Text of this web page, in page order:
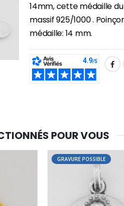
14mm, cette médaille
massif 925/1000 .
médaille: 14 mm.
SHARE:
POUR VOUS
GRAVURE POSSIBLE